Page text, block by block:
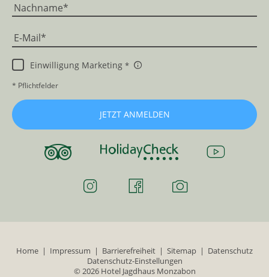
Nachname
E-Mail
Einwilligung Marketing
* Pflichtfelder
JETZT ANMELDEN
Home | Impressum | Barrierefreiheit | Sitemap | Datenschutz
Datenschutz-Einstellungen
© 2026 Hotel Jagdhaus Monzabon